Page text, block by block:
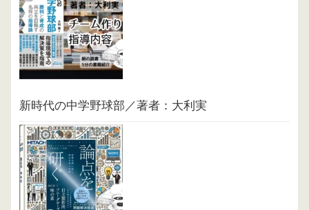
新時代の中学野球部／著者：大利実